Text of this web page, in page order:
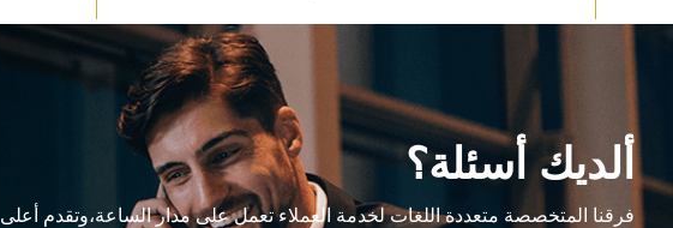
ألديك أسئلة؟
فرقنا المتخصصة متعددة اللغات لخدمة العملاء تعمل على مدار الساعة،وتقدم أعلى